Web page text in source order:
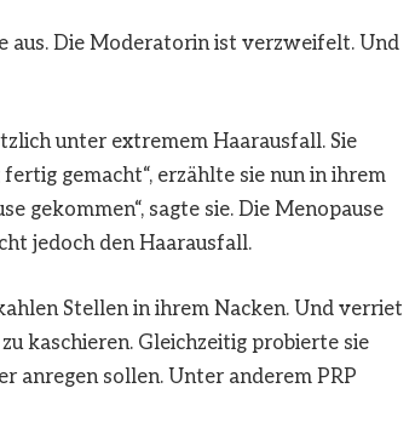
aus. Die Moderatorin ist verzweifelt. Und
unter extremem Haarausfall. Sie
gemacht“, erzählte sie nun in ihrem
gekommen“, sagte sie. Die Menopause
jedoch den Haarausfall.
Stellen in ihrem Nacken. Und verriet
kaschieren. Gleichzeitig probierte sie
anregen sollen. Unter anderem PRP